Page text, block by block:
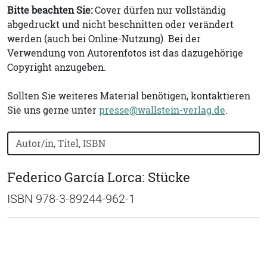
Bitte beachten Sie:Cover dürfen nur vollständig
abgedruckt und nicht beschnitten oder verändert
werden (auch bei Online-Nutzung). Bei der
Verwendung von Autorenfotos ist das dazugehörige
Copyright anzugeben.
Sollten Sie weiteres Material benötigen, kontaktieren
Sie uns gerne unterpresse@wallstein-verlag.de.
Bücher nach Buchtitel, Autorennamen oder ISBN
Federico García Lorca: Stücke
ISBN 978-3-89244-962-1